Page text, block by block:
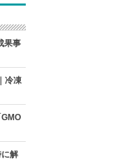
果事
冷凍
解